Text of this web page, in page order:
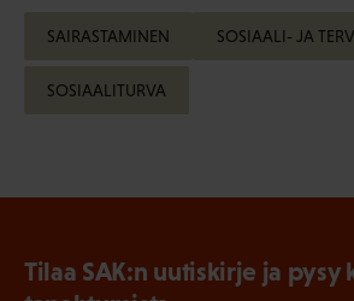
SAIRASTAMINEN SOSIAALI- JA
SOSIAALITURVA
Tilaa SAK:n uutiskirje ja pysy